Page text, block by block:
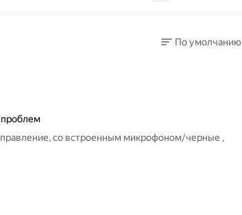
По умолчанию
проблем
со встроенным микрофоном/черные ,